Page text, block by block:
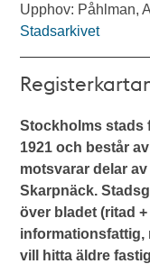
Upphov: Påhlman,
Stadsarkivet
Registerkartan
Stockholms stads
1921 och består
motsvarar delar
Skarpnäck.
över bladet (ritad
informationsfattig,
vill hitta äldre